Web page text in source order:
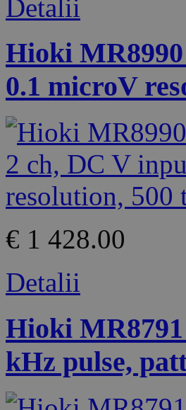
Detalii
Hioki
0.1 microV
€ 1 428.00
Detalii
Hioki MR8791
kHz pulse,